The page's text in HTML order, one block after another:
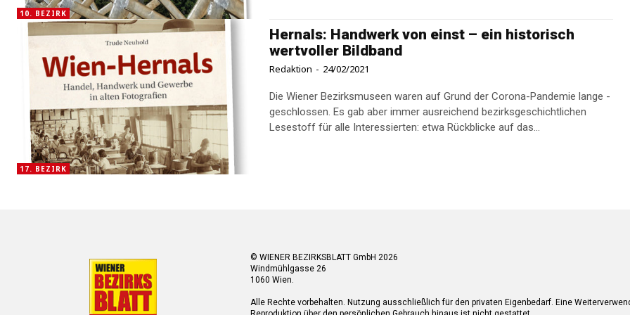
10. BEZIRK
17. BEZIRK
Hernals: Handwerk von einst – ein historisch
wertvoller Bildband
Redaktion - 24/02/2021
Die Wiener Bezirksmuseen waren auf Grund der Corona-Pandemie lange ­
geschlossen. Es gab aber immer ausreichend bezirksgeschichtlichen
Lesestoff für alle Interessierten: etwa Rückblicke auf das...
© WIENER BEZIRKSBLATT GmbH 2026
Windmühlgasse 26
1060 Wien.
Alle Rechte vorbehalten. Nutzung ausschließlich für den privaten Eigenbedarf. Eine